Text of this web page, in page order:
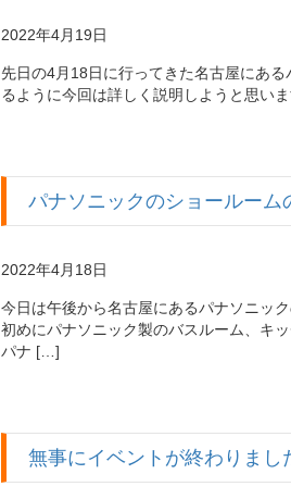
2022年4月19日
先日の4月18日に行ってきた名古屋にあ
るように今回は詳しく説明しようと思い
パナソニックのショールーム
2022年4月18日
今日は午後から名古屋にあるパナソニッ
初めにパナソニック製のバスルーム、キ
パナ […]
無事にイベントが終わりまし